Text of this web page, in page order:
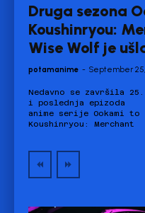
Druga sezona
Koushinryou:
Wise Wolf je
potamanime - September
Nedavno se završila 25.
i poslednja epizoda
anime serije Ookami to
Koushinryou: Merchant
Meets the Wise Wolf
(Spice and Wolf:
Merchant Meets the